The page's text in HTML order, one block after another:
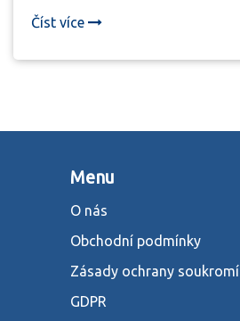
Číst více
Menu
O nás
Obchodní podmínky
Zásady ochrany soukromí
GDPR